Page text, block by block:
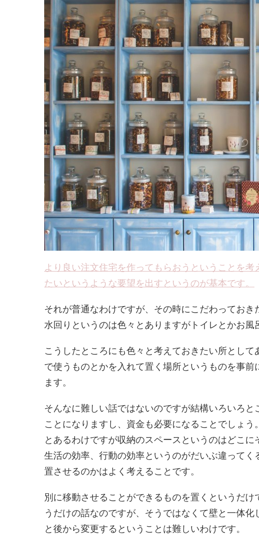
より良い注文住宅を作ってもらおうということを
たいというような要望を出すというのが基本です。
それが普通なわけですが、その時にこだわってお
水回りというのは色々とありますがトイレとかお風
こうしたところにも色々と考えておきたい所とし
で使うものとかを入れて置く場所というものを事
ます。
そんなに難しい話ではないのですが結構いろいろ
ことになりますし、資金も必要になることでしょ
とあるわけですが収納のスペースというのはどこ
生活の効率、行動の効率というのがだいぶ違って
置させるのかはよく考えることです。
別に移動させることができるものを置くというだ
うだけの話なのですが、そうではなくて壁と一体
と後から変更するということは難しいわけです。